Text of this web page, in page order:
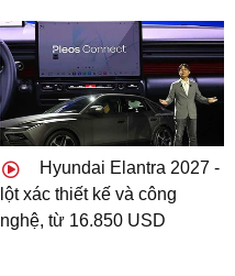
Hyundai Elantra 2027 -
lột xác thiết kế và công
nghệ, từ 16.850 USD